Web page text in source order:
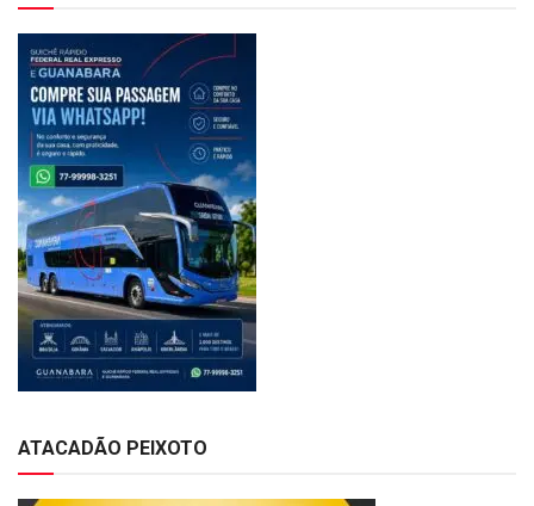
ATACADÃO PEIXOTO